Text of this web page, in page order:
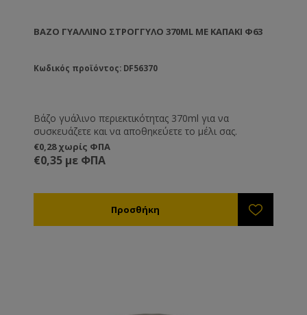
ΒΆΖΟ ΓΥΆΛΛΙΝΟ ΣΤΡΟΓΓΥΛΌ 370ML ΜΕ ΚΑΠΆΚΙ Φ63
Κωδικός προϊόντος: DF56370
Βάζο γυάλινο περιεκτικότητας 370ml για να
συσκευάζετε και να αποθηκεύετε το μέλι σας.
€0,28 χωρίς ΦΠΑ
€0,35 με ΦΠΑ